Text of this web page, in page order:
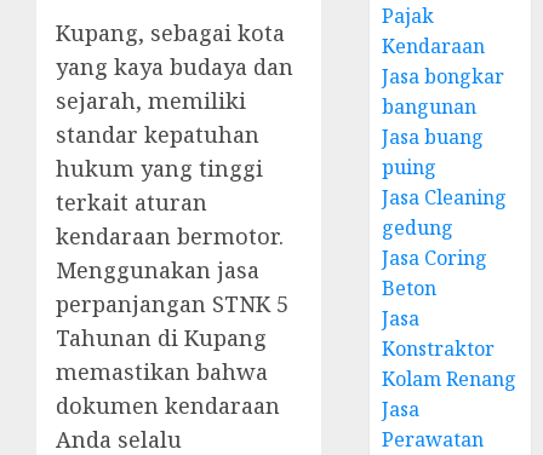
Kupang, sebagai kota
yang kaya budaya dan
sejarah, memiliki
standar kepatuhan
hukum yang tinggi
terkait aturan
kendaraan bermotor.
Menggunakan jasa
perpanjangan STNK 5
Tahunan di Kupang
memastikan bahwa
dokumen kendaraan
Anda selalu
Pajak
Kendaraan
Jasa bongkar
bangunan
Jasa buang
puing
Jasa Cleaning
gedung
Jasa Coring
Beton
Jasa
Konstraktor
Kolam Renang
Jasa
Perawatan